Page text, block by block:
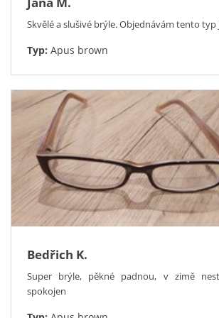
běžných optikách až o 50 % více.
na brýle .
praktického pouzdra a čistícího hadříku na
Skvělé a slušivé brýle. Objednávám tento
Typ: Apus brown
Bedřich K.
Super brýle, pěkné padnou, v zimě
spokojen